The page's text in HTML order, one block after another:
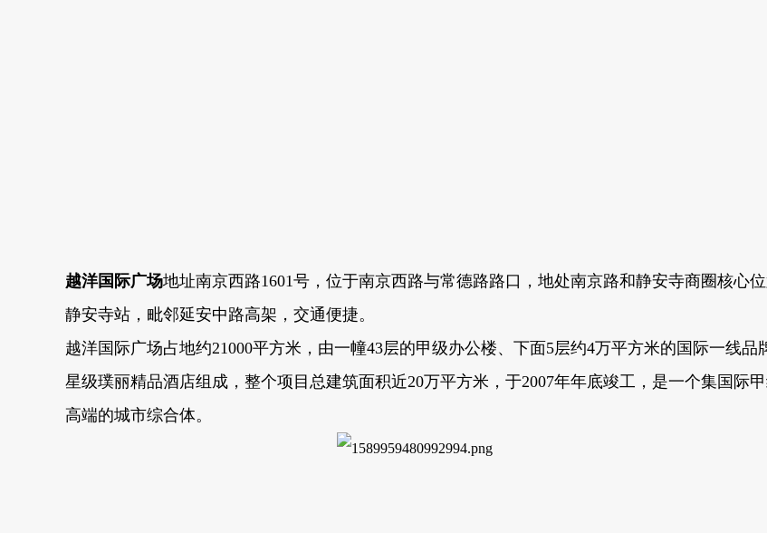
越洋国际广场地址南京西路1601号，位于南京西路与常德路路口，地处南京路和静安寺商圈核心
静安寺站，毗邻延安中路高架，交通便捷。
越洋国际广场占地约21000平方米，由一幢43层的甲级办公楼、下面5层约4万平方米的国际一线
星级璞丽精品酒店组成，整个项目总建筑面积近20万平方米，于2007年年底竣工，是一个集国际
高端的城市综合体。